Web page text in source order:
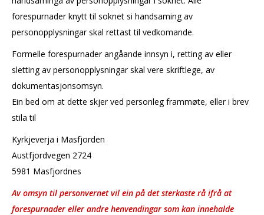
forespurnader knytt til soknet si handsaming av
personopplysningar skal rettast til vedkomande.
Formelle forespurnader angåande innsyn i, retting av eller
sletting av personopplysningar skal vere skriftlege, av
dokumentasjonsomsyn.
Ein bed om at dette skjer ved personleg frammøte, eller i brev
stila til
Kyrkjeverja i Masfjorden
Austfjordvegen 2724
5981 Masfjordnes
Av omsyn til personvernet vil ein på det sterkaste rå ifrå at
forespurnader eller andre henvendingar som kan innehalde